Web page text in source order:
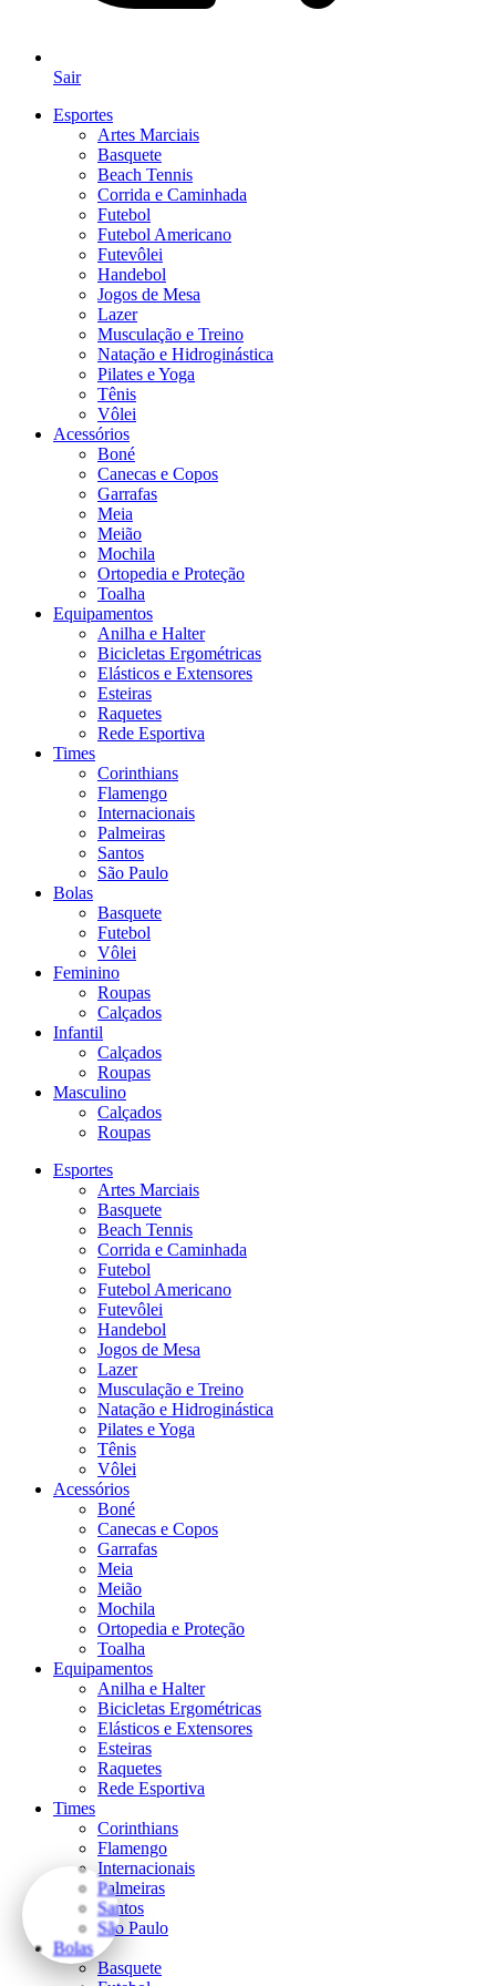
Sair
Esportes
Artes Marciais
Basquete
Beach Tennis
Corrida e Caminhada
Futebol
Futebol Americano
Futevôlei
Handebol
Jogos de Mesa
Lazer
Musculação e Treino
Natação e Hidroginástica
Pilates e Yoga
Tênis
Vôlei
Acessórios
Boné
Canecas e Copos
Garrafas
Meia
Meião
Mochila
Ortopedia e Proteção
Toalha
Equipamentos
Anilha e Halter
Bicicletas Ergométricas
Elásticos e Extensores
Esteiras
Raquetes
Rede Esportiva
Times
Corinthians
Flamengo
Internacionais
Palmeiras
Santos
São Paulo
Bolas
Basquete
Futebol
Vôlei
Feminino
Roupas
Calçados
Infantil
Calçados
Roupas
Masculino
Calçados
Roupas
Esportes
Artes Marciais
Basquete
Beach Tennis
Corrida e Caminhada
Futebol
Futebol Americano
Futevôlei
Handebol
Jogos de Mesa
Lazer
Musculação e Treino
Natação e Hidroginástica
Pilates e Yoga
Tênis
Vôlei
Acessórios
Boné
Canecas e Copos
Garrafas
Meia
Meião
Mochila
Ortopedia e Proteção
Toalha
Equipamentos
Anilha e Halter
Bicicletas Ergométricas
Elásticos e Extensores
Esteiras
Raquetes
Rede Esportiva
Times
Corinthians
Flamengo
Internacionais
Palmeiras
Santos
São Paulo
Bolas
Basquete